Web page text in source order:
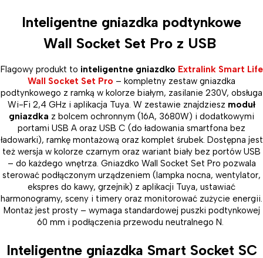
Inteligentne gniazdka podtynkowe
Wall Socket Set Pro z USB
Flagowy produkt to inteligentne gniazdko Extralink Smart Life
Wall Socket Set Pro – kompletny zestaw gniazdka
podtynkowego z ramką w kolorze białym, zasilanie 230V, obsługa
Wi-Fi 2,4 GHz i aplikacja Tuya. W zestawie znajdziesz moduł
gniazdka z bolcem ochronnym (16A, 3680W) i dodatkowymi
portami USB A oraz USB C (do ładowania smartfona bez
ładowarki), ramkę montażową oraz komplet śrubek. Dostępna jest
też wersja w kolorze czarnym oraz wariant biały bez portów USB
– do każdego wnętrza. Gniazdko Wall Socket Set Pro pozwala
sterować podłączonym urządzeniem (lampka nocna, wentylator,
ekspres do kawy, grzejnik) z aplikacji Tuya, ustawiać
harmonogramy, sceny i timery oraz monitorować zużycie energii.
Montaż jest prosty – wymaga standardowej puszki podtynkowej
60 mm i podłączenia przewodu neutralnego N.
Inteligentne gniazdka Smart Socket SC